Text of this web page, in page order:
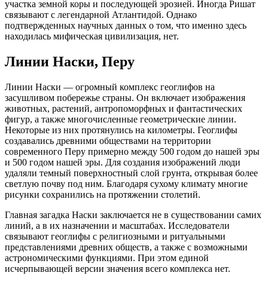
участка земной коры и последующей эрозией. Иногда Ришат
связывают с легендарной Атлантидой. Однако
подтвержденных научных данных о том, что именно здесь
находилась мифическая цивилизация, нет.
Линии Наски, Перу
Линии Наски — огромный комплекс геоглифов на
засушливом побережье страны. Он включает изображения
животных, растений, антропоморфных и фантастических
фигур, а также многочисленные геометрические линии.
Некоторые из них протянулись на километры. Геоглифы
создавались древними обществами на территории
современного Перу примерно между 500 годом до нашей эры
и 500 годом нашей эры. Для создания изображений люди
удаляли темный поверхностный слой грунта, открывая более
светлую почву под ним. Благодаря сухому климату многие
рисунки сохранились на протяжении столетий.
Главная загадка Наски заключается не в существовании самих
линий, а в их назначении и масштабах. Исследователи
связывают геоглифы с религиозными и ритуальными
представлениями древних обществ, а также с возможными
астрономическими функциями. При этом единой
исчерпывающей версии значения всего комплекса нет.